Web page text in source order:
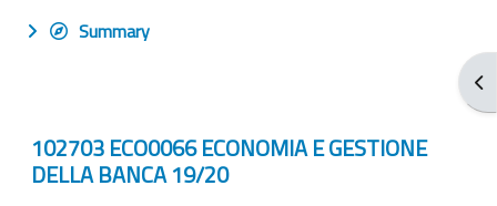
Summary
102703 ECO0066 ECONOMIA E GESTIONE
DELLA BANCA 19/20